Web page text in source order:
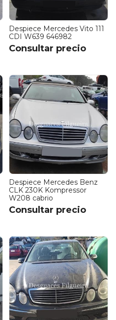
Despiece Mercedes Vito 111
CDI W639 646982
Consultar precio
Despiece Mercedes Benz
CLK 230K Kompressor
W208 cabrio
Consultar precio